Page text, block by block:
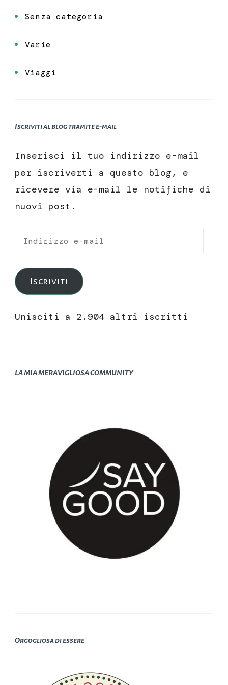
Senza categoria
Varie
Viaggi
Iscriviti al blog tramite e-mail
Inserisci il tuo indirizzo e-mail
per iscriverti a questo blog, e
ricevere via e-mail le notifiche di
nuovi post.
Indirizzo
mail
Iscriviti
Unisciti a 2.904 altri iscritti
LA MIA MERAVIGLIOSA COMMUNITY
Orgogliosa di essere